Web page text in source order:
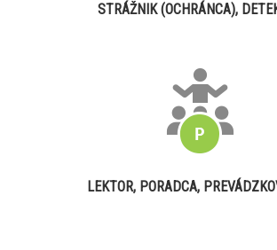
STRÁŽNIK (OCHRÁNCA),
LEKTOR, PORADCA,